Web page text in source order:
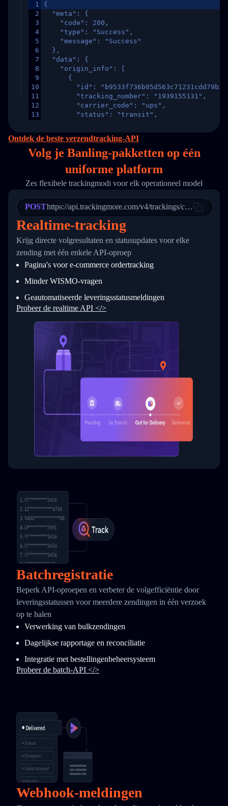
1
2
3
4
5
6
7
8
9
10
11
12
13
16
17
21
22
23
24
25
27
28
29
30
31
33
34
{
  "meta": {
    "code": 200,
    "type": "Success",
    "message": "Success"
  },
  "data": {
    "origin_info": [
      {
"id":
        "tracking_number": "1939155131",
        "carrier_code": "ups",
        "status": "transit",
        "itemTimeLength": 2,
        "weblink": "",
        "phone": null,
        "trackinfo": [
          {
            "Date": "2017-03-08 04: 22: 00",
"StatusDescription": "Departed
"Details": "Departed Facility
          },
          {
            "Date": "2017-03-06 15:28:00",
"StatusDescription": "Shipment
"Details": "BEIJING-
          }
      }
  }
}
Ontdek de beste verzendtracking-API
Volg je Banling-pakketten op één
uniforme platform
Zes flexibele trackingmodi voor elk operationeel model
POSThttps://api.trackingmore.com/v4/trackings/create
Realtime-tracking
Krijg directe volgresultaten en statusupdates voor elke
zending met één enkele API-oproep
Pagina's voor e-commerce ordertracking
Minder WISMO-vragen
Geautomatiseerde leveringsstatusmeldingen
Probeer de realtime API </>
Batchregistratie
Beperk API-oproepen en verbeter de volgefficiëntie door
leveringsstatussen voor meerdere zendingen in één verzoek
op te halen
Verwerking van bulkzendingen
Dagelijkse rapportage en reconciliatie
Integratie met bestellingenbeheersysteem
Probeer de batch-API </>
Webhook-meldingen